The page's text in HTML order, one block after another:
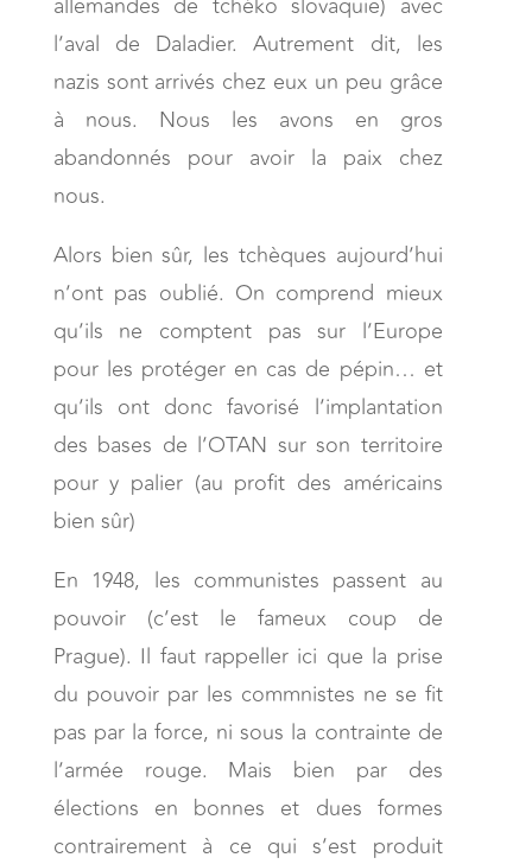
l’aval de Daladier. Autrement dit, les
nazis sont arrivés chez eux un peu grâce
à nous. Nous les avons en gros
abandonnés pour avoir la paix chez
nous.
Alors bien sûr, les tchèques aujourd’hui
n’ont pas oublié. On comprend mieux
qu’ils ne comptent pas sur l’Europe
pour les protéger en cas de pépin… et
qu’ils ont donc favorisé l’implantation
des bases de l’OTAN sur son territoire
pour y palier (au profit des américains
bien sûr)
En 1948, les communistes passent au
pouvoir (c’est le fameux coup de
Prague). Il faut rappeller ici que la prise
du pouvoir par les commnistes ne se fit
pas par la force, ni sous la contrainte de
l’armée rouge. Mais bien par des
élections en bonnes et dues formes
contrairement à ce qui s’est produit